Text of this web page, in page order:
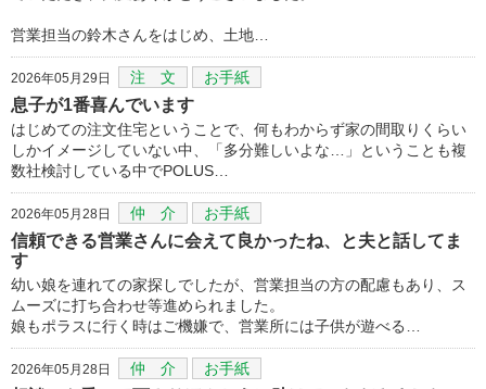
営業担当の鈴木さんをはじめ、土地…
2026年05月29日 注 文 お手紙
息子が1番喜んでいます
はじめての注文住宅ということで、何もわからず家の間取りくらい
しかイメージしていない中、「多分難しいよな…」ということも複
数社検討している中でPOLUS…
2026年05月28日 仲 介 お手紙
信頼できる営業さんに会えて良かったね、と夫と話してま
す
幼い娘を連れての家探しでしたが、営業担当の方の配慮もあり、ス
ムーズに打ち合わせ等進められました。
娘もポラスに行く時はご機嫌で、営業所には子供が遊べる…
2026年05月28日 仲 介 お手紙